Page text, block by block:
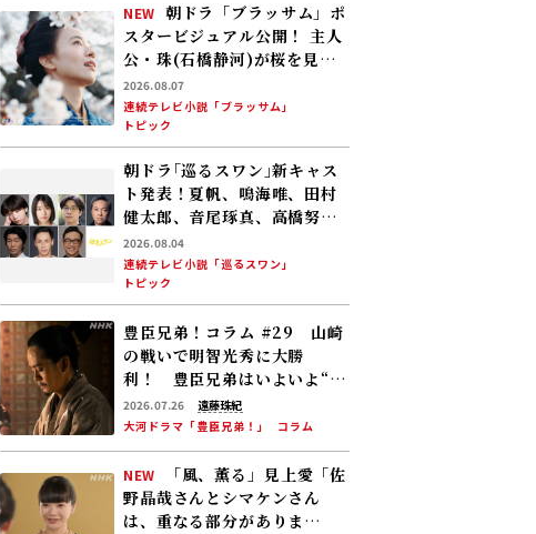
NEW 朝ドラ「ブラッサム」ポ
スタービジュアル公開！ 主人
公・珠(石橋静河)が桜を見上
げる印象的な1枚 タイトル映
像は奥山大史監督、語りは三
條雅幸アナ 2026年度後期放
送
2026.08.07
連続テレビ小説「ブラッサム」
トピック
朝ドラ｢巡るスワン｣新キャス
ト発表！夏帆、鳴海唯、田村
健太郎、音尾琢真、高橋努、
大倉孝二、角田晃広――主人公･美
咲(森田望智)が交流する警察
署の人々 2027年度前期放送
2026.08.04
連続テレビ小説「巡るスワン」
トピック
豊臣兄弟！コラム #29 山崎
の戦いで明智光秀に大勝
利！ 豊臣兄弟はいよいよ“天
下への道”を歩み始める
2026.07.26
遠藤珠紀
大河ドラマ「豊臣兄弟！」
コラム
NEW
「風、薫る」見上愛「佐
野晶哉さんとシマケンさん
は、重なる部分がありま